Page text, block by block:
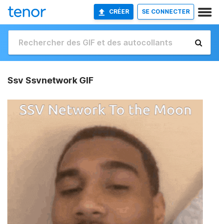
CRÉER SE CONNECTER
Ssv Ssvnetwork GIF